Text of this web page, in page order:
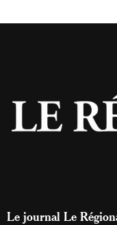
Le journal Le